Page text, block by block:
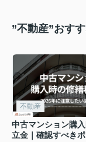
”不動産”おす
不動産
中古マンション購
立金｜確認すべき